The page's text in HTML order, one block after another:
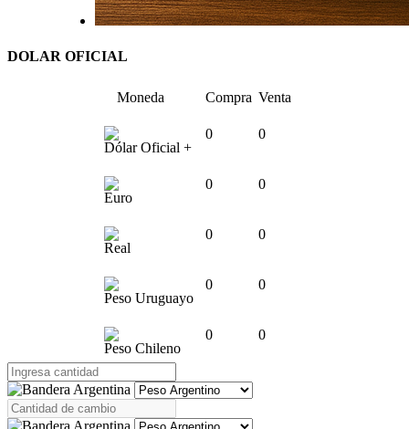
DOLAR OFICIAL
Moneda Compra Venta
Dólar Oficial +
0 0
Euro
0 0
Real
0 0
Peso Uruguayo
0 0
Peso Chileno
0 0